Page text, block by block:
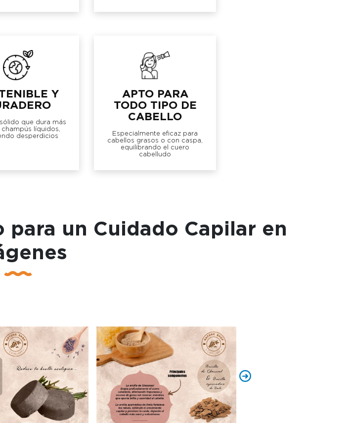
Y
que dura más
champús líquidos,
desperdicios
APTO PARA
TODO TIPO DE
CABELLO
Especialmente eficaz para
cabellos grasos o con caspa,
equilibrando el cuero
cabelludo
para un Cuidado Capilar en